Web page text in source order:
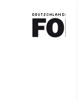
FONDS